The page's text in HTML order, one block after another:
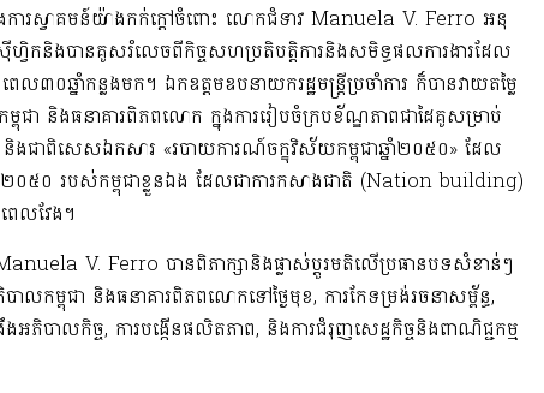
ងការស្វាគមន៍យ៉ាងកក់ក្តៅចំពោះ លោកជំទាវ Manuela V. Ferro អនុ
កនិងបានគូសរំលេចពីកិច្ចសហប្រតិបត្តិការនិងសមិទ្ធផលការងារដែល
៣០ឆ្នាំកន្លងមក។ ឯកឧត្តមឧបនាយករដ្ឋមន្ត្រីប្រចាំការ ក៏បានវាយតម្លៃ
ម្ពុជា និងធនាគារពិភពលោក ក្នុងការរៀបចំក្របខ័ណ្ឌភាពជាដៃគូសម្រាប់
ាពិសេសឯកសារ «របាយការណ៍ចក្ខុវិស័យកម្ពុជាឆ្នាំ២០៥០» ដែល
៥០ របស់កម្ពុជាខ្លួនឯង ដែលជាការកសាងជាតិ (Nation building)
េលវែង។
V. Ferro បានពិភាក្សានិងផ្លាស់ប្តូរមតិលើប្រធានបទសំខាន់ៗ
ាលកម្ពុជា និងធនាគារពិភពលោកទៅថ្ងៃមុខ, ការកែទម្រង់រចនាសម្ព័ន្ធ,
ភិបាលកិច្ច, ការបង្កើនផលិតភាព, និងការជំរុញសេដ្ឋកិច្ចនិងពាណិជ្ជកម្ម